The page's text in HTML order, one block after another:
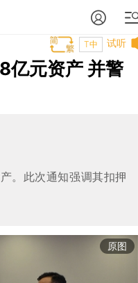
试听
T中
亿元资产 并警
。此次通知强调其扣押
原图